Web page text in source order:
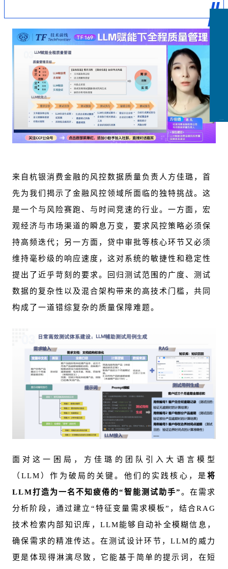
来自杭银消费金融的风控数据质量负责人方佳璐，首
先为我们揭示了金融风控领域所面临的独特挑战。这
是一个与风险赛跑、与时间竞速的行业。一方面，宏
观经济与市场渠道的瞬息万变，要求风控策略必须保
持高频迭代；另一方面，贷中审批等核心环节又必须
维持毫秒级的响应速度，这对系统的敏捷性和稳定性
提出了近乎苛刻的要求。回归测试范围的广度、测试
数据的复杂性以及混合架构带来的高技术门槛，共同
构成了一道错综复杂的质量保障难题。
面对这一困局，方佳璐的团队引入大语言模型
（LLM）作为破局的关键。他们的实践核心，是将
LLM打造为一名不知疲倦的“智能测试助手”。在需求
分析阶段，通过建立“特征变量需求模板”，结合RAG
技术检索内部知识库，LLM能够自动补全模糊信息，
确保需求的精准传达。在测试设计环节，LLM的威力
更是体现得淋漓尽致，它能基于简单的提示词，在短